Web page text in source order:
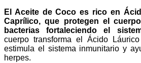
El Aceite de Coco es rico en
Caprílico, que protegen el
bacterias fortaleciendo el
cuerpo transforma el Ácido
estimula el sistema inmunitario y
herpes.